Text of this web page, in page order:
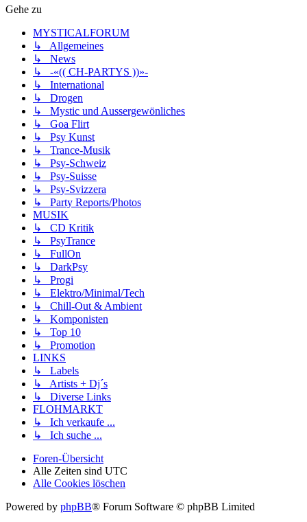
Gehe zu
MYSTICALFORUM
↳ Allgemeines
↳ News
↳ -«(( CH-PARTYS ))»-
↳ International
↳ Drogen
↳ Mystic und Aussergewönliches
↳ Goa Flirt
↳ Psy Kunst
↳ Trance-Musik
↳ Psy-Schweiz
↳ Psy-Suisse
↳ Psy-Svizzera
↳ Party Reports/Photos
MUSIK
↳ CD Kritik
↳ PsyTrance
↳ FullOn
↳ DarkPsy
↳ Progi
↳ Elektro/Minimal/Tech
↳ Chill-Out & Ambient
↳ Komponisten
↳ Top 10
↳ Promotion
LINKS
↳ Labels
↳ Artists + Dj´s
↳ Diverse Links
FLOHMARKT
↳ Ich verkaufe ...
↳ Ich suche ...
Foren-Übersicht
Alle Zeiten sind UTC
Alle Cookies löschen
Powered by phpBB® Forum Software © phpBB Limited